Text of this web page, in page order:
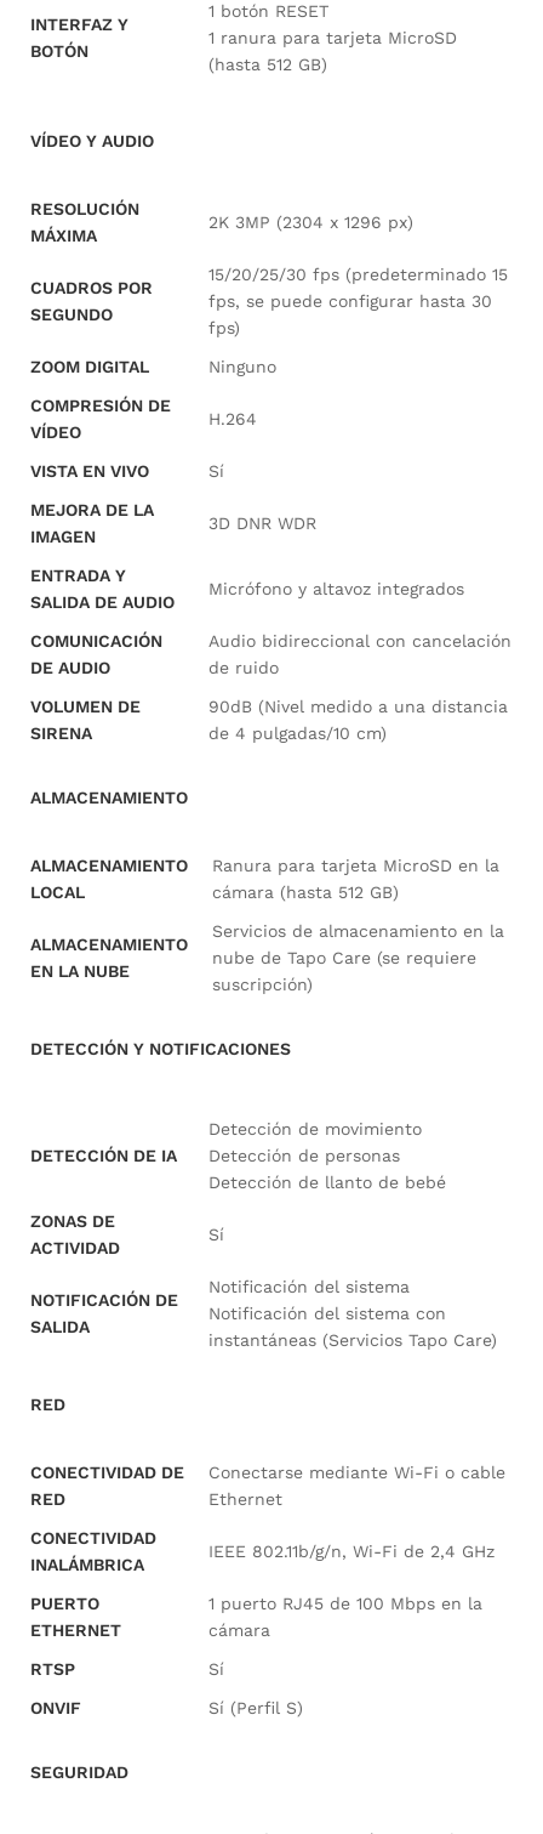
INTERFAZ Y
BOTÓN
1 botón RESET
1 ranura para tarjeta MicroSD
(hasta 512 GB)
VÍDEO Y AUDIO
RESOLUCIÓN
MÁXIMA
2K 3MP (2304 x 1296 px)
CUADROS POR
SEGUNDO
15/20/25/30 fps (predeterminado 15
fps, se puede configurar hasta 30
fps)
ZOOM DIGITAL
Ninguno
COMPRESIÓN DE
VÍDEO
H.264
VISTA EN VIVO
Sí
MEJORA DE LA
IMAGEN
3D DNR WDR
ENTRADA Y
SALIDA DE AUDIO
Micrófono y altavoz integrados
COMUNICACIÓN
DE AUDIO
Audio bidireccional con cancelación
de ruido
VOLUMEN DE
SIRENA
90dB (Nivel medido a una distancia
de 4 pulgadas/10 cm)
ALMACENAMIENTO
ALMACENAMIENTO
LOCAL
Ranura para tarjeta MicroSD en la
cámara (hasta 512 GB)
ALMACENAMIENTO
EN LA NUBE
Servicios de almacenamiento en la
nube de Tapo Care (se requiere
suscripción)
DETECCIÓN Y NOTIFICACIONES
DETECCIÓN DE IA
Detección de movimiento
Detección de personas
Detección de llanto de bebé
ZONAS DE
ACTIVIDAD
Sí
NOTIFICACIÓN DE
SALIDA
Notificación del sistema
Notificación del sistema con
instantáneas (Servicios Tapo Care)
RED
CONECTIVIDAD DE
RED
Conectarse mediante Wi-Fi o cable
Ethernet
CONECTIVIDAD
INALÁMBRICA
IEEE 802.11b/g/n, Wi-Fi de 2,4 GHz
PUERTO
ETHERNET
1 puerto RJ45 de 100 Mbps en la
cámara
RTSP
Sí
ONVIF
Sí (Perfil S)
SEGURIDAD